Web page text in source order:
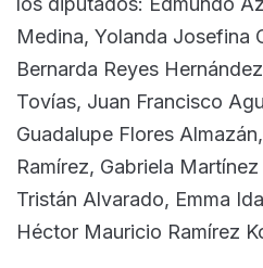
Medina, Yolanda Josefina
Bernarda Reyes
Tovías, Juan Francisco
Guadalupe Flores
Ramírez, Gabriela
Tristán Alvarado, Emma
Héctor Mauricio Ramírez